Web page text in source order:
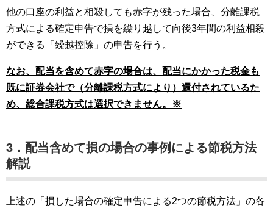
他の口座の利益と相殺しても赤字が残った場合、分離課税
方式による確定申告で損を繰り越して向後3年間の利益相殺
ができる「繰越控除」の申告を行う。
なお、配当を含めて赤字の場合は、配当にかかった税金も
既に証券会社で（分離課税方式により）還付されているた
め、総合課税方式は選択できません。※
3．配当含めて損の場合の事例による節税方法
解説
上述の「損した場合の確定申告による2つの節税方法」の各